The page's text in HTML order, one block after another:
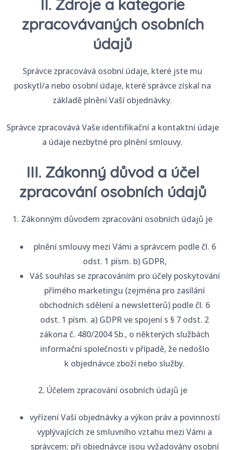
II. Zdroje a kategorie
zpracovávaných osobních
údajů
Správce zpracovává osobní údaje, které jste mu
poskytl/a nebo osobní údaje, které správce získal na
základě plnění Vaší objednávky.
Správce zpracovává Vaše identifikační a kontaktní údaje
a údaje nezbytné pro plnění smlouvy.
III. Zákonný důvod a účel
zpracování osobních údajů
1. Zákonným důvodem zpracování osobních údajů je
plnění smlouvy mezi Vámi a správcem podle čl. 6
odst. 1 písm. b) GDPR,
Váš souhlas se zpracováním pro účely poskytování
přímého marketingu (zejména pro zasílání
obchodních sdělení a newsletterů) podle čl. 6
odst. 1 písm. a) GDPR ve spojení s § 7 odst. 2
zákona č. 480/2004 Sb., o některých službách
informační společnosti v případě, že nedošlo
k objednávce zboží nebo služby.
2. Účelem zpracování osobních údajů je
vyřízení Vaší objednávky a výkon práv a povinností
vyplývajících ze smluvního vztahu mezi Vámi a
správcem; při objednávce jsou vyžadovány osobní